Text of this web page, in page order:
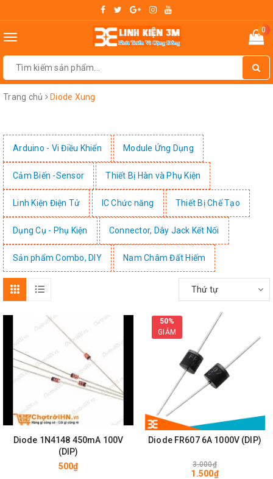
Toggle
0
Trang chủ Diode Xung
Arduino - Vi Điều Khiển Module Ứng Dụng
Cảm Biến -Sensor Thiết Bị Hàn và Phụ Kiện
Linh Kiện Điện Tử IC Chức năng Thiết Bị Chế Tạo
Dụng Cụ - Phụ Kiện Connector, Dây Jack Kết Nối
Sản phẩm Combo, DIY Nam Châm Đất Hiếm
Thứ tự
Diode 1N4148 450mA 100V
(DIP)
500₫
50%
GIẢM
Diode FR607 6A 1000V (DIP)
3.000₫
1.500₫